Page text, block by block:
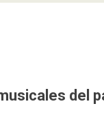
del